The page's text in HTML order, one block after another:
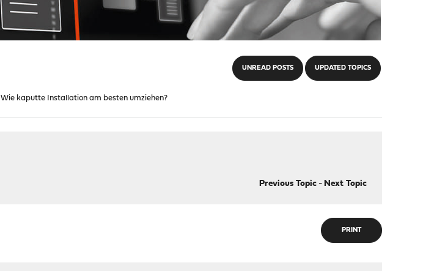
UNREAD POSTS UPDATED TOPICS
Wie kaputte Installation am besten umziehen?
Previous Topic- Next Topic
PRINT